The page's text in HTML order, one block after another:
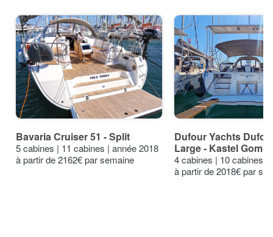
Bavaria Cruiser 51 - Split
5 cabines | 11 cabines | année 2018
à partir de 2162€ par semaine
Dufour Yachts
Large - Kastel
4 cabines | 10 cabines |
à partir de 2018€ par